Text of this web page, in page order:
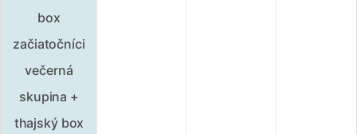
box
začiatočníci
večerná
skupina +
thajský box